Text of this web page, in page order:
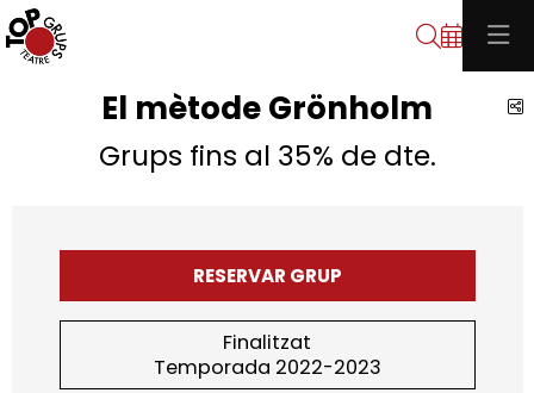
Cerca
El mètode Grönholm
Grups fins al 35% de dte.
RESERVAR GRUP
Finalitzat
Temporada 2022-2023